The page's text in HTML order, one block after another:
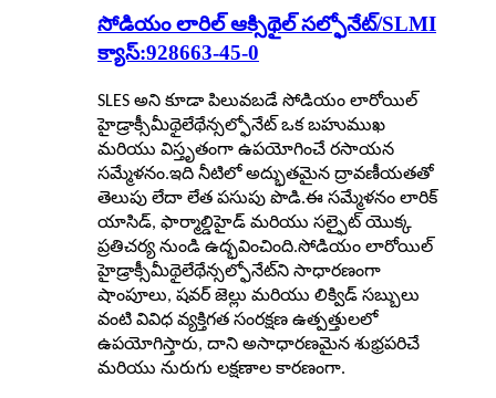
సోడియం లారిల్ ఆక్సిథైల్ సల్ఫోనేట్/SLMI
క్యాస్:928663-45-0
SLES అని కూడా పిలువబడే సోడియం లారోయిల్
హైడ్రాక్సీమీథైలేథేన్సల్ఫోనేట్ ఒక బహుముఖ
మరియు విస్తృతంగా ఉపయోగించే రసాయన
సమ్మేళనం.ఇది నీటిలో అద్భుతమైన ద్రావణీయతతో
తెలుపు లేదా లేత పసుపు పొడి.ఈ సమ్మేళనం లారిక్
యాసిడ్, ఫార్మాల్డిహైడ్ మరియు సల్ఫైట్ యొక్క
ప్రతిచర్య నుండి ఉద్భవించింది.సోడియం లారోయిల్
హైడ్రాక్సీమీథైలేథేన్సల్ఫోనేట్‌ని సాధారణంగా
షాంపూలు, షవర్ జెల్లు మరియు లిక్విడ్ సబ్బులు
వంటి వివిధ వ్యక్తిగత సంరక్షణ ఉత్పత్తులలో
ఉపయోగిస్తారు, దాని అసాధారణమైన శుభ్రపరిచే
మరియు నురుగు లక్షణాల కారణంగా.